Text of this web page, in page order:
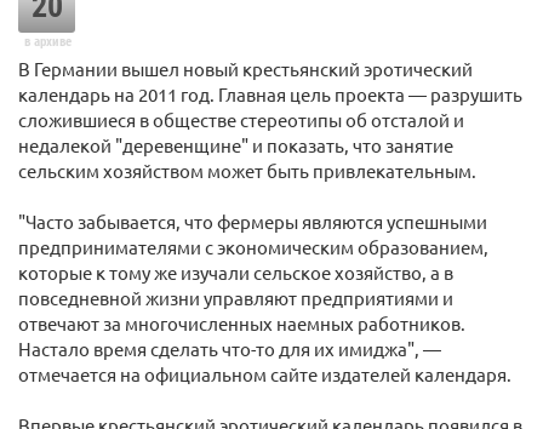
в архиве
В Германии вышел новый крестьянский эротический
календарь на 2011 год. Главная цель проекта — разрушить
сложившиеся в обществе стереотипы об отсталой и
недалекой "деревенщине" и показать, что занятие
сельским хозяйством может быть привлекательным.
"Часто забывается, что фермеры являются успешными
предпринимателями с экономическим образованием,
которые к тому же изучали сельское хозяйство, а в
повседневной жизни управляют предприятиями и
отвечают за многочисленных наемных работников.
Настало время сделать что-то для их имиджа", —
отмечается на официальном сайте издателей календаря.